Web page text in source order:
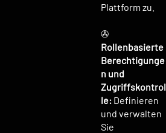
Plattform zu.
✇
Rollenbasierte
Berechtigunge
n und
Zugriffskontrol
le: Definieren
und verwalten
Sie